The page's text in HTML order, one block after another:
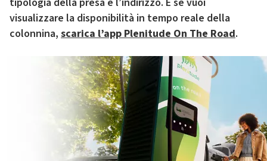
visualizzare la disponibilità in tempo reale della
colonnina, scarica l’app Plenitude On The Road.